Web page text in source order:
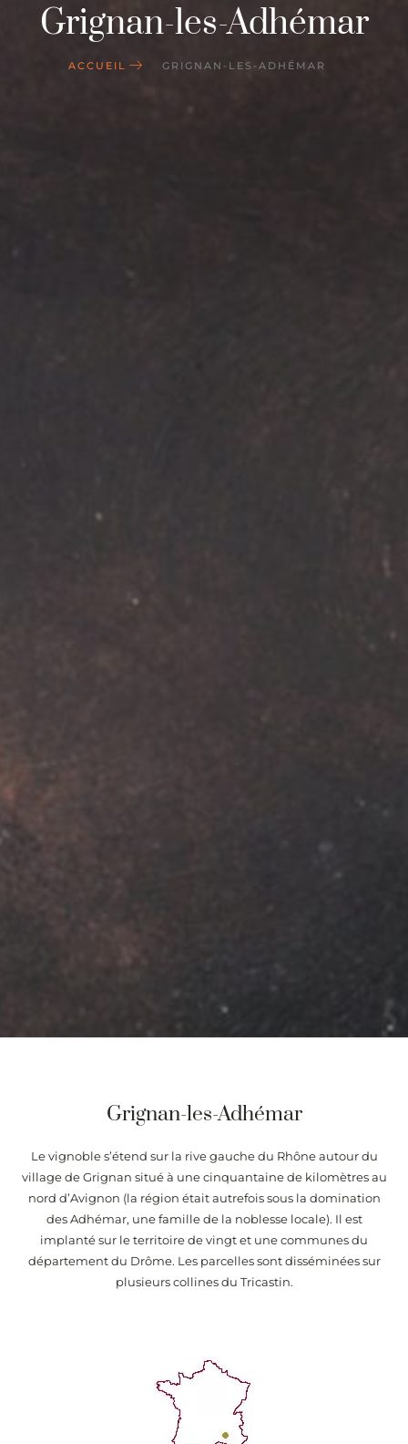
Grignan-les-Adhémar
ACCUEIL GRIGNAN-LES-ADHÉMAR
Grignan-les-Adhémar
Le vignoble s’étend sur la rive gauche du Rhône autour du
village de Grignan situé à une cinquantaine de kilomètres au
nord d’Avignon (la région était autrefois sous la domination
des Adhémar, une famille de la noblesse locale). Il est
implanté sur le territoire de vingt et une communes du
département du Drôme. Les parcelles sont disséminées sur
plusieurs collines du Tricastin.